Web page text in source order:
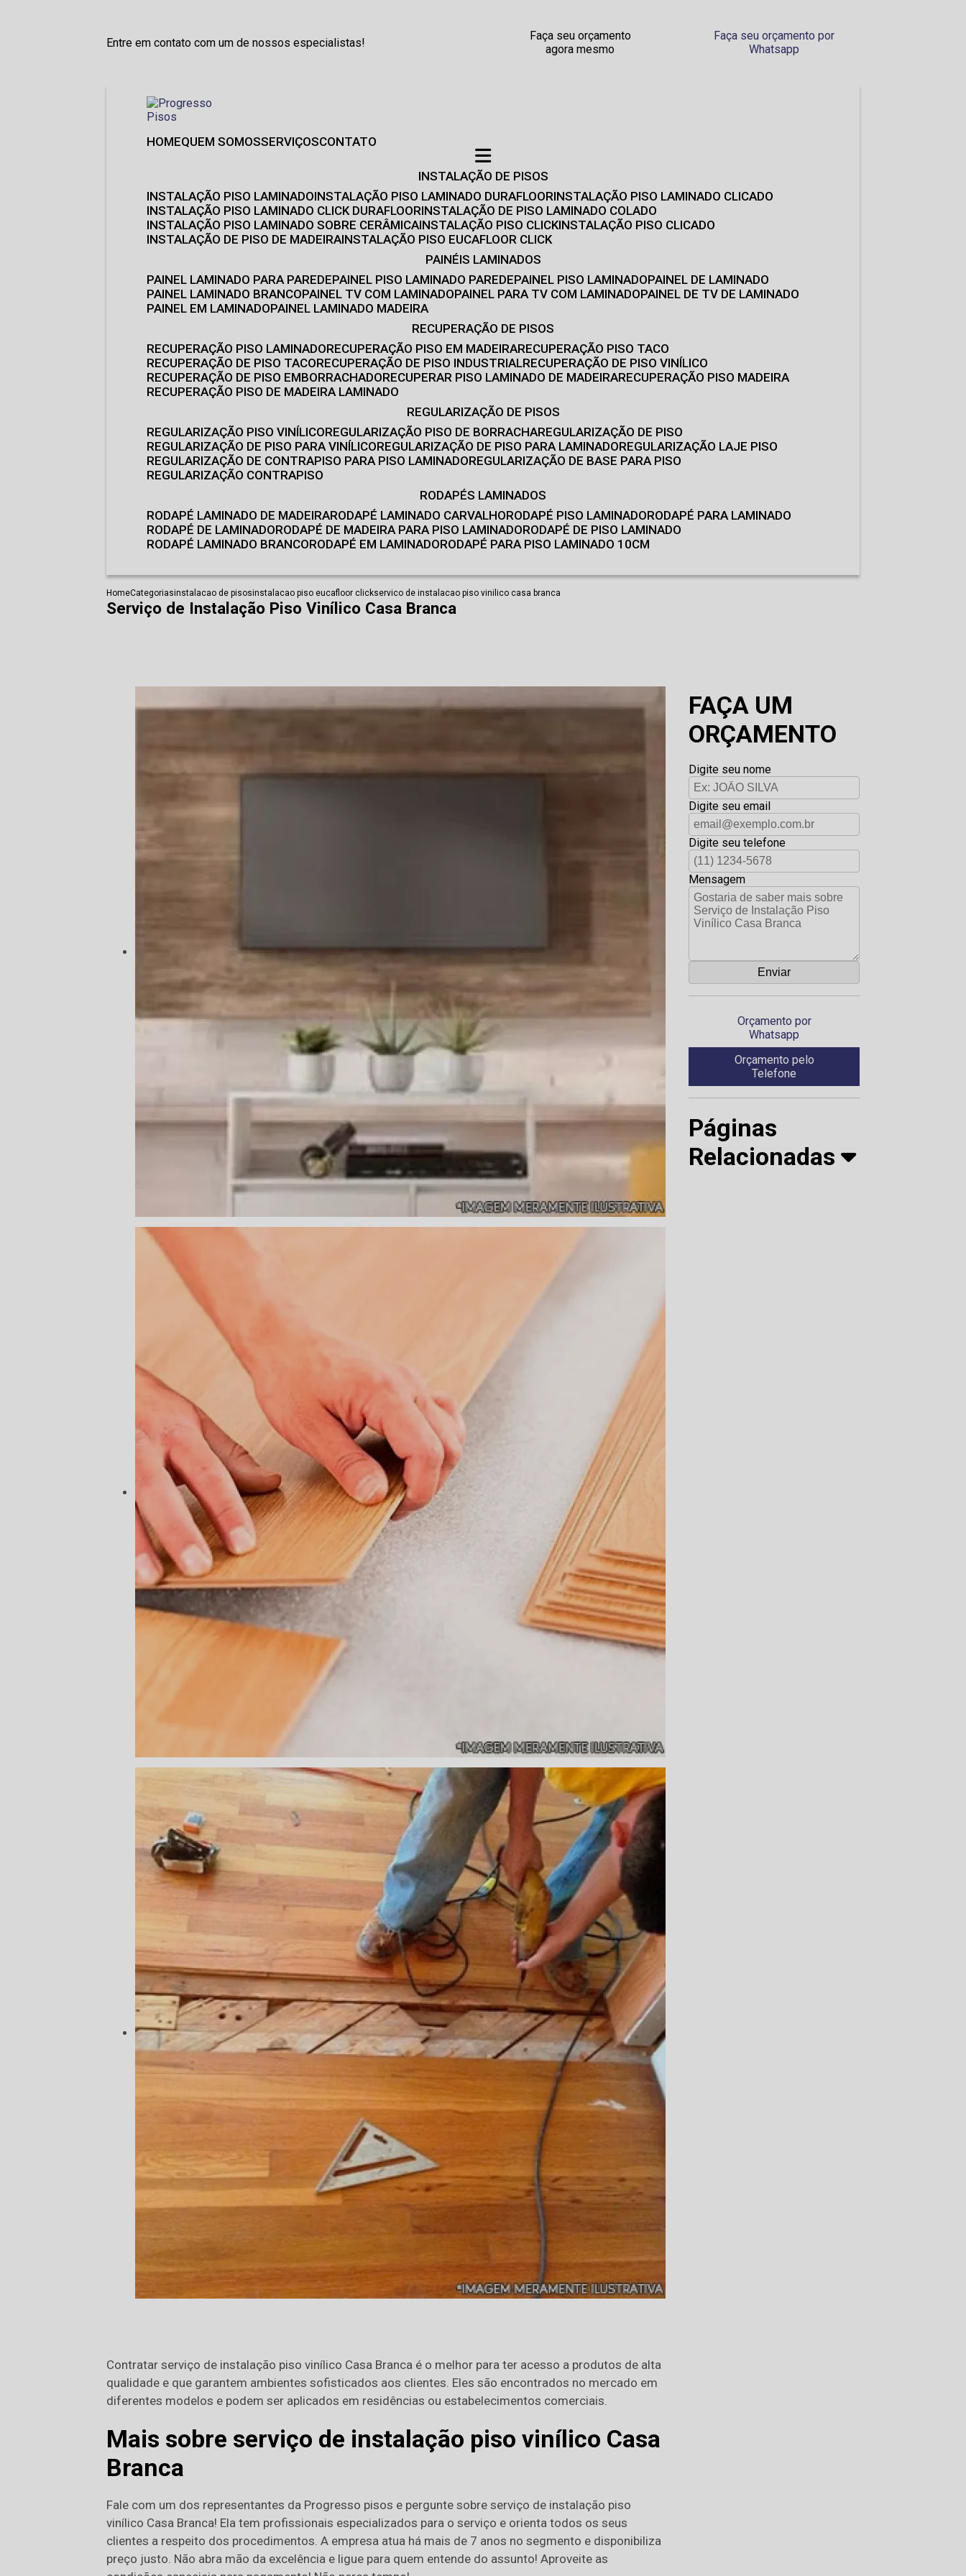
Entre em contato com um de nossos especialistas!
Faça seu orçamento
agora mesmo
Faça seu orçamento por
Whatsapp
HOME QUEM SOMOS SERVIÇOS CONTATO
INSTALAÇÃO DE PISOS
INSTALAÇÃO PISO LAMINADO INSTALAÇÃO PISO LAMINADO DURAFLOOR INSTALAÇÃO PISO LAMINADO CLICADO
INSTALAÇÃO PISO LAMINADO CLICK DURAFLOOR INSTALAÇÃO DE PISO LAMINADO COLADO
INSTALAÇÃO PISO LAMINADO SOBRE CERÂMICA INSTALAÇÃO PISO CLICK INSTALAÇÃO PISO CLICADO
INSTALAÇÃO DE PISO DE MADEIRA INSTALAÇÃO PISO EUCAFLOOR CLICK
PAINÉIS LAMINADOS
PAINEL LAMINADO PARA PAREDE PAINEL PISO LAMINADO PAREDE PAINEL PISO LAMINADO PAINEL DE LAMINADO
PAINEL LAMINADO BRANCO PAINEL TV COM LAMINADO PAINEL PARA TV COM LAMINADO PAINEL DE TV DE LAMINADO
PAINEL EM LAMINADO PAINEL LAMINADO MADEIRA
RECUPERAÇÃO DE PISOS
RECUPERAÇÃO PISO LAMINADO RECUPERAÇÃO PISO EM MADEIRA RECUPERAÇÃO PISO TACO
RECUPERAÇÃO DE PISO TACO RECUPERAÇÃO DE PISO INDUSTRIAL RECUPERAÇÃO DE PISO VINÍLICO
RECUPERAÇÃO DE PISO EMBORRACHADO RECUPERAR PISO LAMINADO DE MADEIRA RECUPERAÇÃO PISO MADEIRA
RECUPERAÇÃO PISO DE MADEIRA LAMINADO
REGULARIZAÇÃO DE PISOS
REGULARIZAÇÃO PISO VINÍLICO REGULARIZAÇÃO PISO DE BORRACHA REGULARIZAÇÃO DE PISO
REGULARIZAÇÃO DE PISO PARA VINÍLICO REGULARIZAÇÃO DE PISO PARA LAMINADO REGULARIZAÇÃO LAJE PISO
REGULARIZAÇÃO DE CONTRAPISO PARA PISO LAMINADO REGULARIZAÇÃO DE BASE PARA PISO
REGULARIZAÇÃO CONTRAPISO
RODAPÉS LAMINADOS
RODAPÉ LAMINADO DE MADEIRA RODAPÉ LAMINADO CARVALHO RODAPÉ PISO LAMINADO RODAPÉ PARA LAMINADO
RODAPÉ DE LAMINADO RODAPÉ DE MADEIRA PARA PISO LAMINADO RODAPÉ DE PISO LAMINADO
RODAPÉ LAMINADO BRANCO RODAPÉ EM LAMINADO RODAPÉ PARA PISO LAMINADO 10CM
HomeCategoriasinstalacao de pisosinstalacao piso eucafloor clickservico de instalacao piso vinilico casa branca
Serviço de Instalação Piso Vinílico Casa Branca
Contratar serviço de instalação piso vinílico Casa Branca é o melhor para ter acesso a produtos de alta
qualidade e que garantem ambientes sofisticados aos clientes. Eles são encontrados no mercado em
diferentes modelos e podem ser aplicados em residências ou estabelecimentos comerciais.
Mais sobre serviço de instalação piso vinílico Casa
Branca
Fale com um dos representantes da Progresso pisos e pergunte sobre serviço de instalação piso
vinílico Casa Branca! Ela tem profissionais especializados para o serviço e orienta todos os seus
clientes a respeito dos procedimentos. A empresa atua há mais de 7 anos no segmento e disponibiliza
preço justo. Não abra mão da excelência e ligue para quem entende do assunto! Aproveite as
FAÇA UM
ORÇAMENTO
Digite seu nome
Digite seu email
Digite seu telefone
Mensagem
Orçamento por
Whatsapp
Orçamento pelo
Telefone
Páginas
Relacionadas